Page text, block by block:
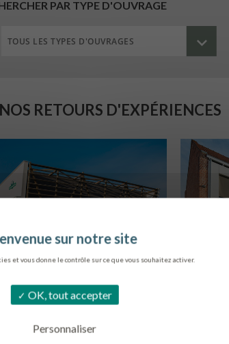
et vous donne le contrôle sur ce que vous souhaitez activer.
OK, tout accepter
Personnaliser
PAR TYPE D'OUVRAGE
RETOURS D'EXPÉRIENCES
DE L’ONF